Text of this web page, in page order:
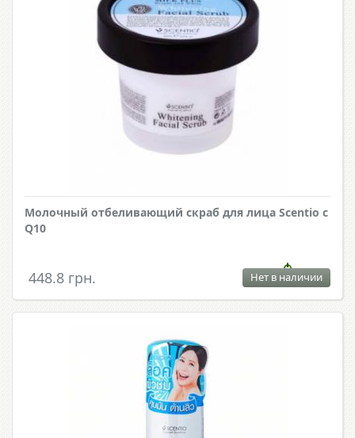
Молочный отбеливающий скраб для лица Scentio с
Q10
448.8 грн. Нет в наличии